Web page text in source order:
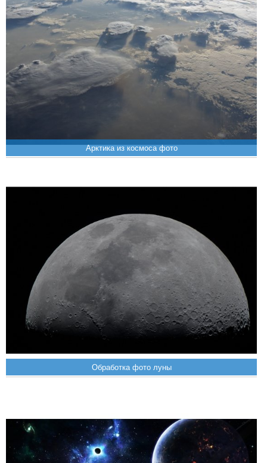
Арктика из космоса фото
Обработка фото луны